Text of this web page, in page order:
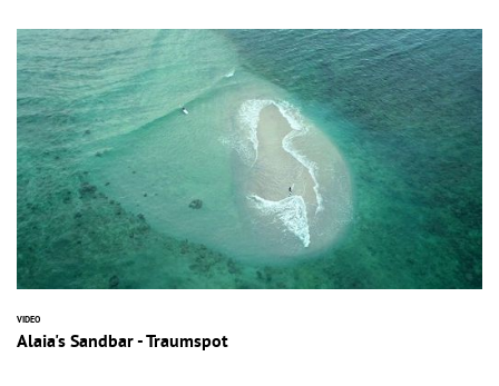
VIDEO
Alaia's Sandbar - Traumspot